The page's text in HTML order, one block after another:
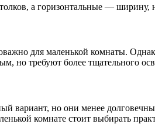
а горизонтальные —
для маленькой комнаты.
но требуют более тщательного
но они менее
комнате стоит выбирать